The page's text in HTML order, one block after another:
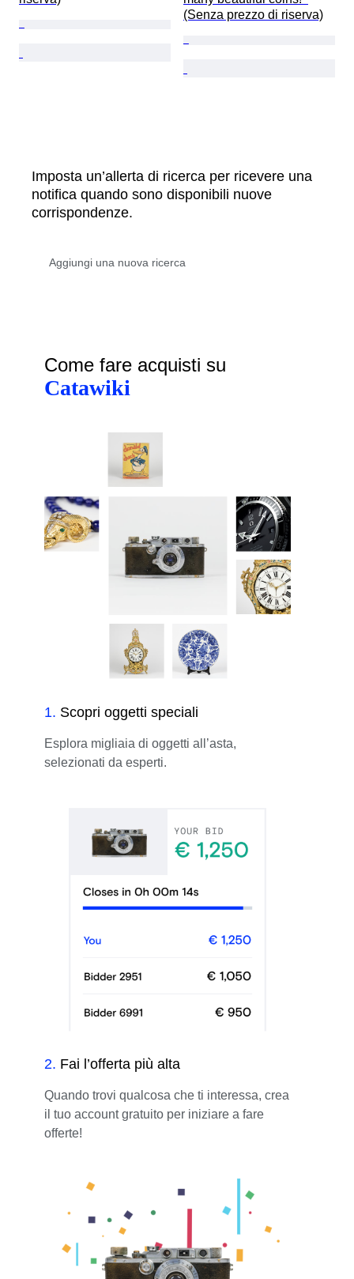
(Senza prezzo di riserva)
Imposta un’allerta di ricerca per ricevere una
notifica quando sono disponibili nuove
corrispondenze.
Come fare acquisti su
Catawiki
1. Scopri oggetti speciali
Esplora migliaia di oggetti all’asta,
selezionati da esperti.
2. Fai l’offerta più alta
Quando trovi qualcosa che ti interessa, crea
il tuo account gratuito per iniziare a fare
offerte!